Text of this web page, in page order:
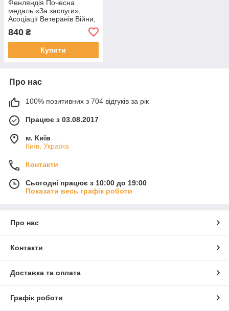
Фенляндія Почесна
медаль «За заслуги»,
Асоціації Ветеранів Війни,
з пристібками «XXV» (25
років членства)
840 ₴
Купити
Про нас
100% позитивних з 704 відгуків за рік
Працює з 03.08.2017
м. Київ
Київ, Україна
Контакти
Сьогодні працює з 10:00 до 19:00
Показати весь графік роботи
Про нас
Контакти
Доставка та оплата
Графік роботи